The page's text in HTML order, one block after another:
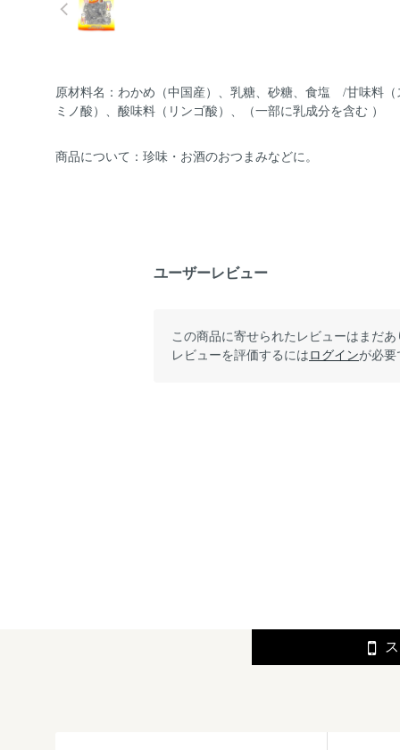
原材料名：わかめ（中国産）、乳糖、砂糖、食塩 /甘味料（
ミノ酸）、酸味料（リンゴ酸）、（一部に乳成分を含む ）
商品について：珍味・お酒のおつまみなどに。
ユーザーレビュー
この商品に寄せられたレビューはまだあ
レビューを評価するには ログインが必要